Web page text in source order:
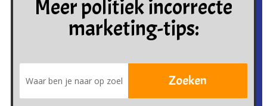
Meer politiek incorrecte
marketing-tips: